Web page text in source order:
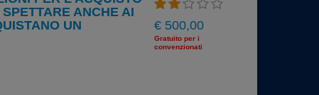
€ 500,00
Gratuito per i
convenzionati
ANCHE AI
UN